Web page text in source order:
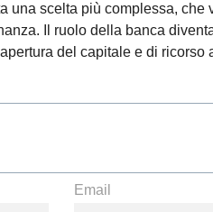
una scelta più complessa, che
Il ruolo della banca
del capitale e di
Email